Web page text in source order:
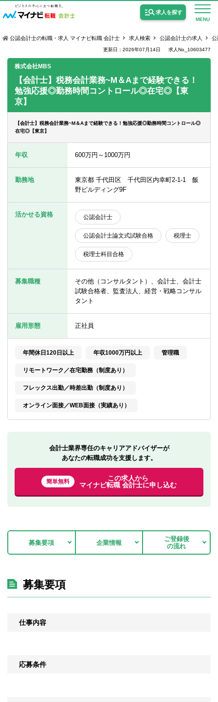
MENU
求人を探す
公認会計士の求人
監査法人の求人
女性会計士の転職
個別転職相談会・セミナー
転職お役立ち情報
ご利用ガイド
非公開求人とは？
サービス紹介
公認会計士の転職・求人 マイナビ転職 会計士 求人検索 公認会計士の求人 公
更新日：2026年07月14日 求人No_10603477
株式会社MBS
【会計士】税務会計業務~M＆Aまで経験できる！
勉強応援◎勤務時間コントロール◎在宅◎【東
京】
【会計士】税務会計業務~M＆Aまで経験できる！勉強応援◎勤務時間コントロール◎
在宅◎【東京】
年収 600万円～1000万円
勤務地
東京都 千代田区 千代田区内幸町2-1-1 飯
野ビルディング9F
活かせる資格 公認会計士
公認会計士論文式試験合格 税理士
税理士科目合格
募集職種
その他（コンサルタント）、会計士、会計士
試験合格者、監査法人、経営・戦略コンサル
タント
雇用形態 正社員
年間休日120日以上 年収1000万円以上 管理職
リモートワーク／在宅勤務（制度あり）
フレックス出勤／時差出勤（制度あり）
オンライン面接／WEB面接（実績あり）
会計士業界専任のキャリアアドバイザーが
あなたの転職成功を支援します。
簡単無料
この求人から
マイナビ転職 会計士に申し込む
募集要項 企業情報
ご登録後
の流れ
募集要項
仕事内容
応募条件